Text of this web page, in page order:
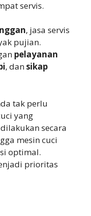
servis.
, jasa servis
pujian.
pelayanan
, dansikap
tak perlu
yang
secara
mesin cuci
optimal.
prioritas